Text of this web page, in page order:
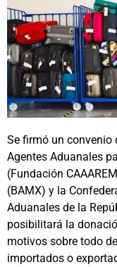
Se firmó un convenio
Agentes Aduanales
(Fundación
(BAMX) y la
Aduanales de la
posibilitará la
motivos sobre todo
importados o